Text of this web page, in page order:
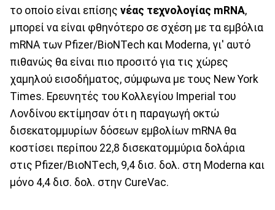
το οποίο είναι επίσης νέας τεχνολογίας mRNA,
μπορεί να είναι φθηνότερο σε σχέση με τα εμβόλια
mRNA των Pfizer/BioNTech και Moderna, γι' αυτό
πιθανώς θα είναι πιο προσιτό για τις χώρες
χαμηλού εισοδήματος, σύμφωνα με τους New York
Times. Ερευνητές του Κολλεγίου Imperial του
Λονδίνου εκτίμησαν ότι η παραγωγή οκτώ
δισεκατομμυρίων δόσεων εμβολίων mRNA θα
κοστίσει περίπου 22,8 δισεκατομμύρια δολάρια
στις Pfizer/ΒιοΝΤech, 9,4 δισ. δολ. στη Moderna και
μόνο 4,4 δισ. δολ. στην CureVac.